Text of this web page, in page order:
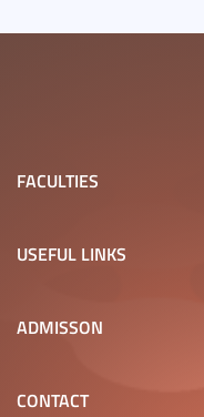
FACULTIES
USEFUL LINKS
ADMISSON
CONTACT